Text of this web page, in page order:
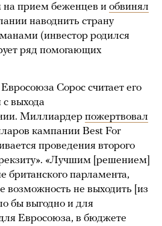
прием беженцев и обвинял
наводнить страну
(инвестор родился
ряд помогающих
Сорос считает его
выхода
Миллиардер пожертвовал
кампании Best For
проведения второго
«Лучшим [решением]
британского парламента,
возможность не выходить [из
бы выгодно и для
Евросоюза, в бюджете